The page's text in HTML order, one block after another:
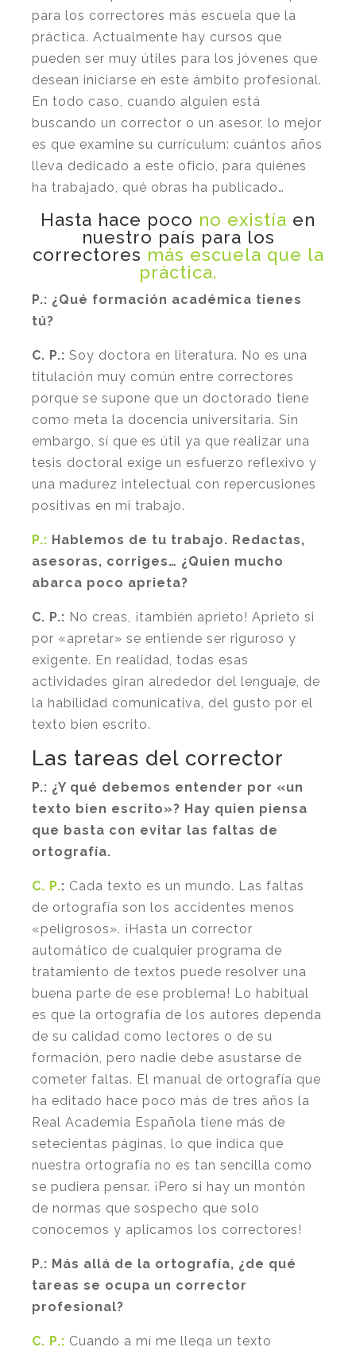
para los correctores más escuela que la
práctica. Actualmente hay cursos que
pueden ser muy útiles para los jóvenes que
desean iniciarse en este ámbito profesional.
En todo caso, cuando alguien está
buscando un corrector o un asesor, lo mejor
es que examine su currículum: cuántos años
lleva dedicado a este oficio, para quiénes
ha trabajado, qué obras ha publicado…
Hasta hace poco no existía en
nuestro país para los
correctores más escuela que la
práctica.
P.: ¿Qué formación académica tienes
tú?
C. P.: Soy doctora en literatura. No es una
titulación muy común entre correctores
porque se supone que un doctorado tiene
como meta la docencia universitaria. Sin
embargo, sí que es útil ya que realizar una
tesis doctoral exige un esfuerzo reflexivo y
una madurez intelectual con repercusiones
positivas en mi trabajo.
P.: Hablemos de tu trabajo. Redactas,
asesoras, corriges… ¿Quien mucho
abarca poco aprieta?
C. P.: No creas, ¡también aprieto! Aprieto si
por «apretar» se entiende ser riguroso y
exigente. En realidad, todas esas
actividades giran alrededor del lenguaje, de
la habilidad comunicativa, del gusto por el
texto bien escrito.
Las tareas del corrector
P.: ¿Y qué debemos entender por «un
texto bien escrito»? Hay quien piensa
que basta con evitar las faltas de
ortografía.
C. P.: Cada texto es un mundo. Las faltas
de ortografía son los accidentes menos
«peligrosos». ¡Hasta un corrector
automático de cualquier programa de
tratamiento de textos puede resolver una
buena parte de ese problema! Lo habitual
es que la ortografía de los autores dependa
de su calidad como lectores o de su
formación, pero nadie debe asustarse de
cometer faltas. El manual de ortografía que
ha editado hace poco más de tres años la
Real Academia Española tiene más de
setecientas páginas, lo que indica que
nuestra ortografía no es tan sencilla como
se pudiera pensar. ¡Pero si hay un montón
de normas que sospecho que solo
conocemos y aplicamos los correctores!
P.: Más allá de la ortografía, ¿de qué
tareas se ocupa un corrector
profesional?
C. P.: Cuando a mí me llega un texto